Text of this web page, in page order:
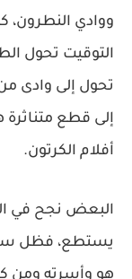
ووادي النطرون،
التوقيت تحول
تحول إلى وادى
إلى قطع متناثرة
أفلام الكرتون.
البعض نجح في
يستطع، فظل
هو وأسرته ومن